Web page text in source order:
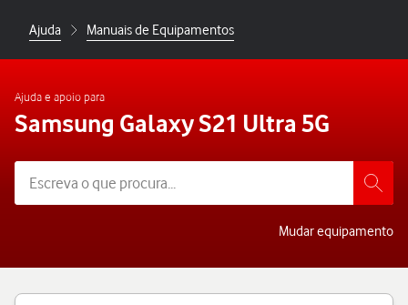
Ajuda Manuais de Equipamentos
Ajuda e apoio para
Samsung Galaxy S21 Ultra 5G
Mudar equipamento